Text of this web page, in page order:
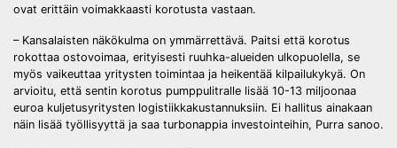
ovat erittäin voimakkaasti korotusta vastaan.
– Kansalaisten näkökulma on ymmärrettävä. Paitsi että korotus
rokottaa ostovoimaa, erityisesti ruuhka-alueiden ulkopuolella, se
myös vaikeuttaa yritysten toimintaa ja heikentää kilpailukykyä. On
arvioitu, että sentin korotus pumppulitralle lisää 10-13 miljoonaa
euroa kuljetusyritysten logistiikkakustannuksiin. Ei hallitus ainakaan
näin lisää työllisyyttä ja saa turbonappia investointeihin, Purra sanoo.